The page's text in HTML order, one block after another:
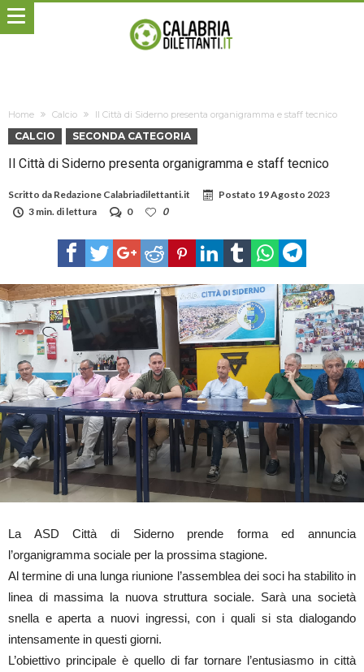
Home Calcio Il Città di Siderno presenta organigramma e staff tecnico
CALCIO SECONDA CATEGORIA
Il Città di Siderno presenta organigramma e staff tecnico
Scritto da Redazione Calabriadilettanti.it Postato 19 Agosto 2023
3 min. di lettura
0 0
La ASD Città di Siderno prende forma ed annuncia
l’organigramma sociale per la prossima stagione.
Al termine di una lunga riunione l’assemblea dei soci ha stabilito in
linea di massima la nuova struttura sociale. Sarà una società
snella e aperta a nuovi ingressi, con i quali si sta dialogando
intensamente in questi giorni.
L’obiettivo principale è quello di far tornare l’entusiasmo in città